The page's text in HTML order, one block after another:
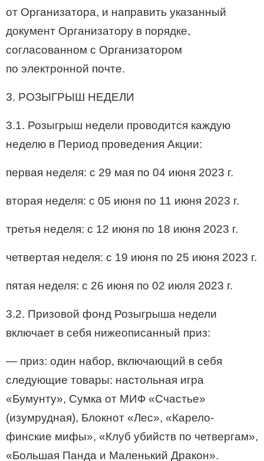
от Организатора, и направить указанный
документ Организатору в порядке,
согласованном с Организатором
по электронной почте.
3. РОЗЫГРЫШ НЕДЕЛИ
3.1. Розыгрыш недели проводится каждую
неделю в Период проведения Акции:
первая неделя: с 29 мая по 04 июня 2023 г.
вторая неделя: с 05 июня по 11 июня 2023 г.
третья неделя: с 12 июня по 18 июня 2023 г.
четвертая неделя: с 19 июня по 25 июня 2023 г.
пятая неделя: с 26 июня по 02 июля 2023 г.
3.2. Призовой фонд Розыгрыша недели
включает в себя нижеописанный приз:
— приз: один набор, включающий в себя
следующие товары: настольная игра
«Бумунту», Сумка от МИФ «Счастье»
(изумрудная), Блокнот «Лес», «Карело-
финские мифы», «Клуб убийств по четвергам»,
«Большая Панда и Маленький Дракон».